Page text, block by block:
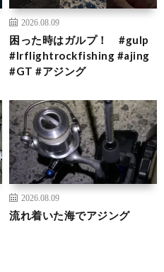
2026.08.09
困った時はガルプ！ #gulp
#lrflightrockfishing #ajing
#GT #アジング
2026.08.09
流れ着いた海でアジング